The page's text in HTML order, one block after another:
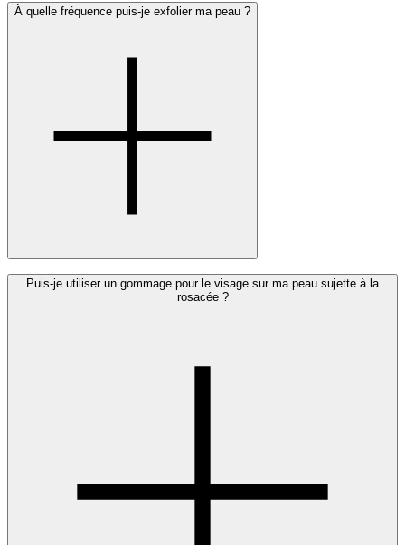
À quelle fréquence puis-je exfolier ma peau ?
Pour la plupart des types de peau, exfolier 2 à 3 fois par
semaine suffit. Vous avez la peau sèche ? Une fois par
provoquer des rougeurs, de la sécheresse ou des
Puis-je utiliser un gommage pour le visage sur ma peau sujette à la
rosacée ?